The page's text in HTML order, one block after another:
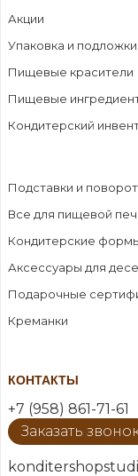
Акции
Упаковка и подложки
Пищевые красители
Пищевые
Кондитерский
Подставки и
Все для пищевой
Кондитерские
Аксессуары для
Подарочные
Креманки
КОНТАКТЫ
+7 (958) 861-71-61
Заказать